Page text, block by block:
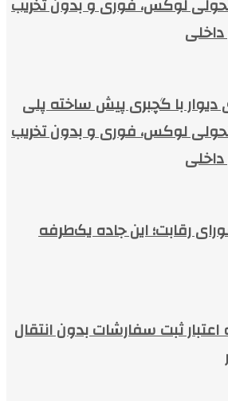
دیوار با گچبری پیش ساخته پلی
تحولی لوکس، فوری و بدون تخریب
۸۵۶ شورای رقابت؛ این جاده یک‌طرفه
ثبت سفارشات بدون انتقال